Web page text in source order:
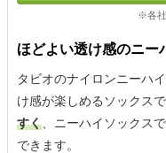
※各社
ほどよい透け感のニー
タビオのナイロンニーハ
け感が楽しめるソックスで
すく 、ニーハイソックス
できます。